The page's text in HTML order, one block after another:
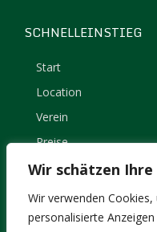
Wir schätzen
Wir verwenden
personalisierte
SCHNELLEINSTIEG
Start
Location
Verein
Preise
Kontakt
Impressum
Datenschutz